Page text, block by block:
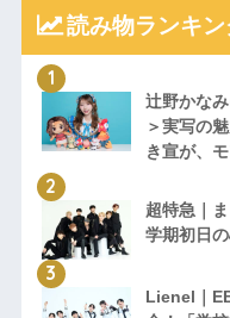
読み物ランキ
辻野かな
＞実写の
き宣が、
超特急｜
学期初日
Lienel｜